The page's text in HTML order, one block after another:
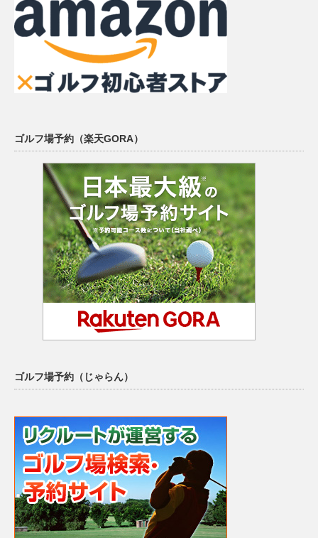
ゴルフ場予約（楽天GORA）
ゴルフ場予約（じゃらん）